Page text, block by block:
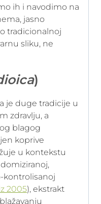
ih i navodimo na
jasno
tradicionalnoj
sliku, ne
)
je duge tradicije u
zdravlju, a
blagog
koprive
u kontekstu
kontrolisanoj
2005), ekstrakt